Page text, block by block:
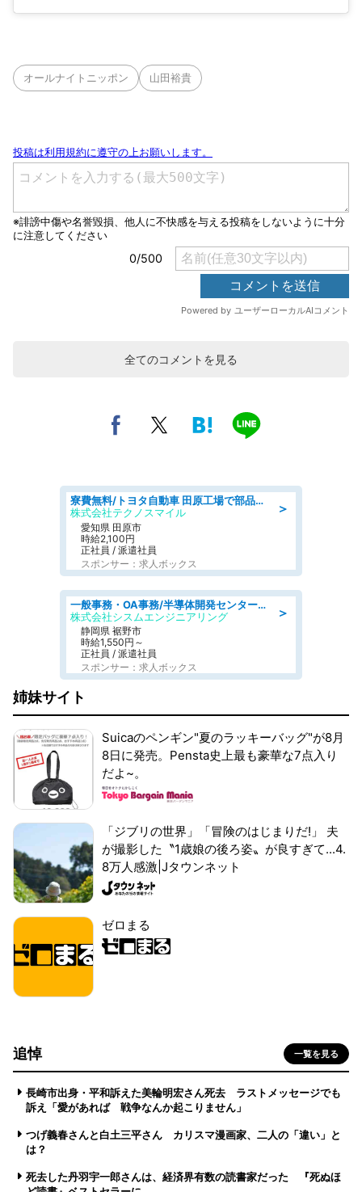
オールナイトニッポン 山田裕貴
全てのコメントを見る
＞
寮費無料/トヨタ自動車 田原工場で部品の組立製造/tutumi
株式会社テクノスマイル
愛知県 田原市
時給2,100円
正社員 / 派遣社員
スポンサー：求人ボックス
＞
一般事務・OA事務/半導体開発センター内で事務&軽作業スタッフ、募集
株式会社シスムエンジニアリング
静岡県 裾野市
時給1,550円～
正社員 / 派遣社員
スポンサー：求人ボックス
姉妹サイト
Suicaのペンギン"夏のラッキーバッグ"が8月
8日に発売。Pensta史上最も豪華な7点入り
だよ~。
「ジブリの世界」「冒険のはじまりだ!」 夫
が撮影した〝1歳娘の後ろ姿〟が良すぎて...4.
8万人感激|Jタウンネット
ゼロまる
追悼 一覧を見る
長崎市出身・平和訴えた美輪明宏さん死去 ラストメッセージでも
訴え「愛があれば 戦争なんか起こりません」
つげ義春さんと白土三平さん カリスマ漫画家、二人の「違い」と
は？
死去した丹羽宇一郎さんは、経済界有数の読書家だった 『死ぬほ